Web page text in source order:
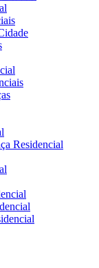
Residencial